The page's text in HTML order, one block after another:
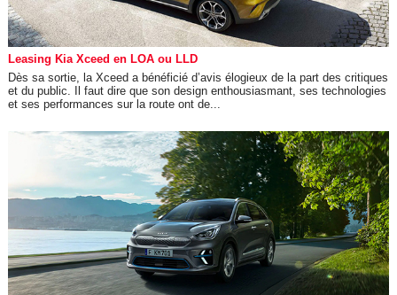
Leasing Kia Xceed en LOA ou LLD
Dès sa sortie, la Xceed a bénéficié d’avis élogieux de la part des critiques
et du public. Il faut dire que son design enthousiasmant, ses technologies
et ses performances sur la route ont de...